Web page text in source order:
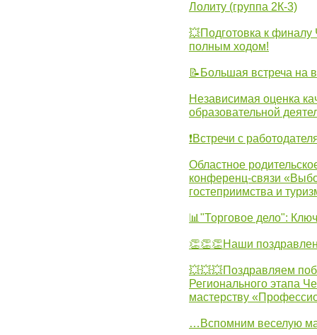
Лолиту (группа 2К-3)
💥Подготовка к
полным ходом!
📝Большая встреча на
Независимая оценка
образовательной
❗Встречи с
Областное
конференц-связи
гостеприимства и
📊"Торговое дело":
👏👏👏Наши
💥💥💥Поздравляем
Регионального этапа
мастерству
…Вспомним веселую